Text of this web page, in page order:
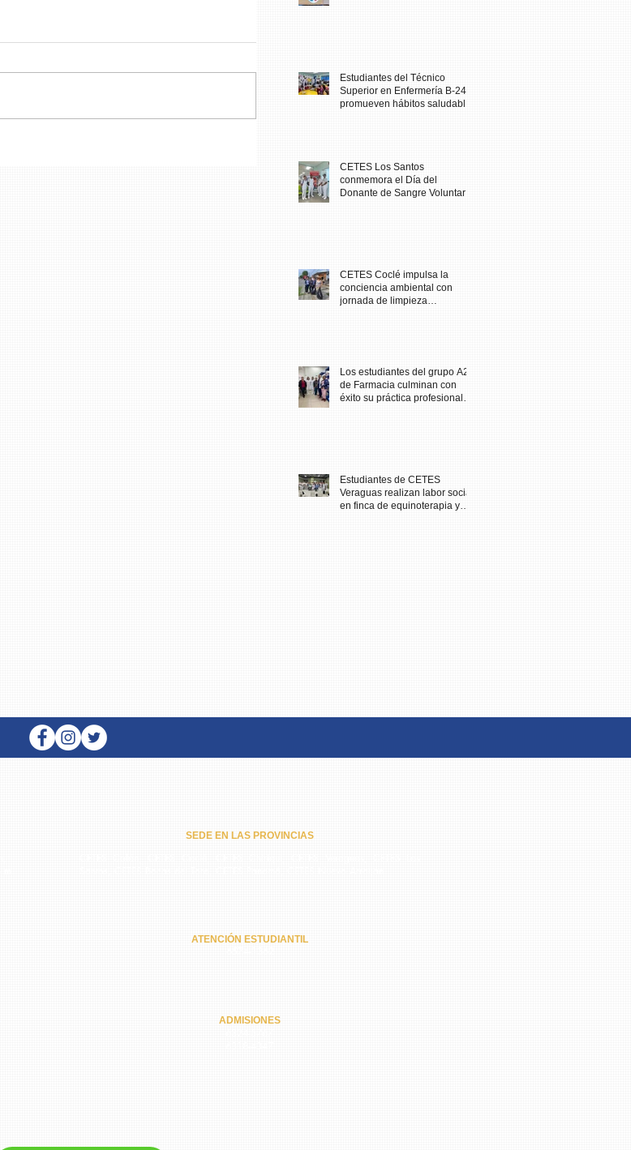
Estudiantes del Técnico
Superior en Enfermería B-24
promueven hábitos saludables
CETES Los Santos
conmemora el Día del
Donante de Sangre Voluntario
CETES Coclé impulsa la
conciencia ambiental con
jornada de limpieza
Los estudiantes del grupo A23
de Farmacia culminan con
éxito su práctica profesional
Estudiantes de CETES
Veraguas realizan labor social
en finca de equinoterapia y
SEDE EN LAS PROVINCIAS
ATENCIÓN ESTUDIANTIL
ADMISIONES